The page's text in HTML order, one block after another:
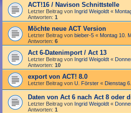
ACT!16 / Navison Schnittstelle
Letzter Beitrag von Ingrid Weigoldt «
Antworten: 1
Möchte neue ACT Version
Letzter Beitrag von bieber-5 « Montag 10.
Antworten: 6
Act 6-Datenimport / Act 13
Letzter Beitrag von Ingrid Weigoldt «
Antworten: 10
export von ACT! 8.0
Letzter Beitrag von U. Förster « Dienstag
Daten von Act 6 nach Act 8 oder
Letzter Beitrag von Ingrid Weigoldt «
Antworten: 1